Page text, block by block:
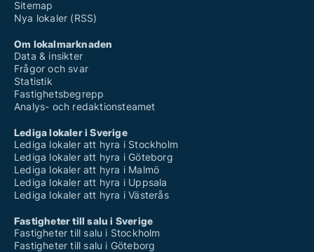
Sitemap
Nya lokaler (RSS)
Om lokalmarknaden
Data & insikter
Frågor och svar
Statistik
Fastighetsbegrepp
Analys- och redaktionsteamet
Lediga lokaler i Sverige
Lediga lokaler att hyra i Stockholm
Lediga lokaler att hyra i Göteborg
Lediga lokaler att hyra i Malmö
Lediga lokaler att hyra i Uppsala
Lediga lokaler att hyra i Västerås
Fastigheter till salu i Sverige
Fastigheter till salu i Stockholm
Fastigheter till salu i Göteborg